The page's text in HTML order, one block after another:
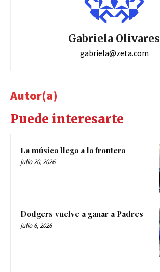
Gabriela Olivares
gabriela@zeta.com
Autor(a)
Puede interesarte
La música llega a la frontera
julio 20, 2026
Dodgers vuelve a ganar a Padres
julio 6, 2026